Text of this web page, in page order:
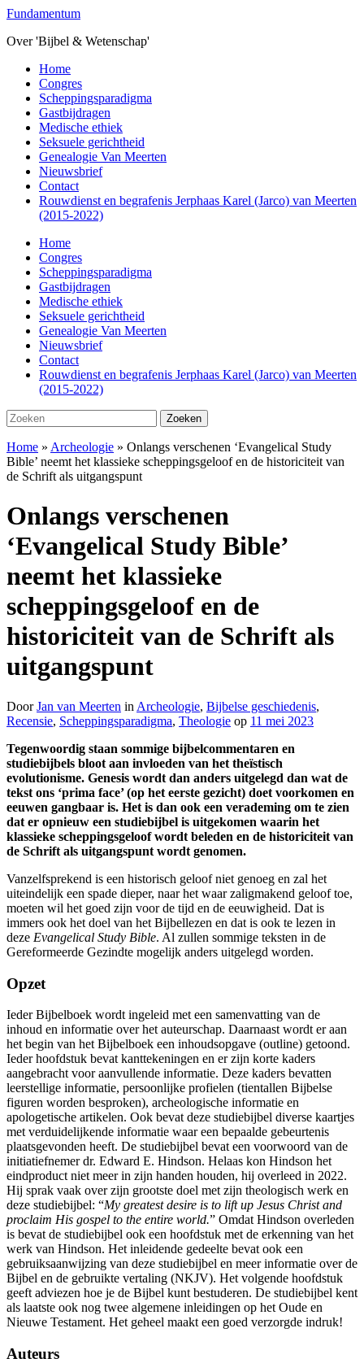
Overslaan
de
inhoud
Fundamentum
Over 'Bijbel & Wetenschap'
Toggle
mobiel
menu
Home
Congres
Scheppingsparadigma
Gastbijdragen
Medische ethiek
Seksuele gerichtheid
Genealogie Van Meerten
Nieuwsbrief
Contact
Rouwdienst en begrafenis Jerphaas Karel (Jarco) van Meerten
(2015-2022)
Home
Congres
Scheppingsparadigma
Gastbijdragen
Medische ethiek
Seksuele gerichtheid
Genealogie Van Meerten
Nieuwsbrief
Contact
Rouwdienst en begrafenis Jerphaas Karel (Jarco) van Meerten
(2015-2022)
Zoeken
naar:
Zoeken
Home » Archeologie » Onlangs verschenen ‘Evangelical Study
Bible’ neemt het klassieke scheppingsgeloof en de historiciteit van
de Schrift als uitgangspunt
Onlangs verschenen
‘Evangelical Study Bible’
neemt het klassieke
scheppingsgeloof en de
historiciteit van de Schrift als
uitgangspunt
DoorJan van Meerten in Archeologie, Bijbelse geschiedenis,
Recensie, Scheppingsparadigma, Theologie op 11 mei 2023
Tegenwoordig staan sommige bijbelcommentaren en
studiebijbels bloot aan invloeden van het theïstisch
evolutionisme. Genesis wordt dan anders uitgelegd dan wat de
tekst ons ‘prima face’ (op het eerste gezicht) doet voorkomen en
eeuwen gangbaar is. Het is dan ook een verademing om te zien
dat er opnieuw een studiebijbel is uitgekomen waarin het
klassieke scheppingsgeloof wordt beleden en de historiciteit van
de Schrift als uitgangspunt wordt genomen.
Vanzelfsprekend is een historisch geloof niet genoeg en zal het
uiteindelijk een spade dieper, naar het waar zaligmakend geloof toe,
moeten wil het goed zijn voor de tijd en de eeuwigheid. Dat is
immers ook het doel van het Bijbellezen en dat is ook te lezen in
deze Evangelical Study Bible. Al zullen sommige teksten in de
Gereformeerde Gezindte mogelijk anders uitgelegd worden.
Opzet
Ieder Bijbelboek wordt ingeleid met een samenvatting van de
inhoud en informatie over het auteurschap. Daarnaast wordt er aan
het begin van het Bijbelboek een inhoudsopgave (outline) getoond.
Ieder hoofdstuk bevat kanttekeningen en er zijn korte kaders
aangebracht voor aanvullende informatie. Deze kaders bevatten
leerstellige informatie, persoonlijke profielen (tientallen Bijbelse
figuren worden besproken), archeologische informatie en
apologetische artikelen. Ook bevat deze studiebijbel diverse kaartjes
met verduidelijkende informatie waar een bepaalde gebeurtenis
plaatsgevonden heeft. De studiebijbel bevat een voorwoord van de
initiatiefnemer dr. Edward E. Hindson. Helaas kon Hindson het
eindproduct niet meer in zijn handen houden, hij overleed in 2022.
Hij sprak vaak over zijn grootste doel met zijn theologisch werk en
deze studiebijbel: “My greatest desire is to lift up Jesus Christ and
proclaim His gospel to the entire world.” Omdat Hindson overleden
is bevat de studiebijbel ook een hoofdstuk met de erkenning van het
werk van Hindson. Het inleidende gedeelte bevat ook een
gebruiksaanwijzing van deze studiebijbel en meer informatie over de
Bijbel en de gebruikte vertaling (NKJV). Het volgende hoofdstuk
geeft adviezen hoe je de Bijbel kunt bestuderen. De studiebijbel kent
als laatste ook nog twee algemene inleidingen op het Oude en
Nieuwe Testament. Het geheel maakt een goed verzorgde indruk!
Auteurs